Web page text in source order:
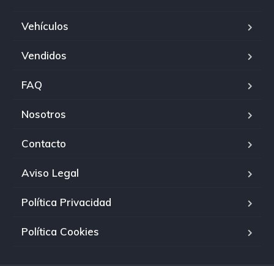
Vehículos
Vendidos
FAQ
Nosotros
Contacto
Aviso Legal
Política Privacidad
Política Cookies